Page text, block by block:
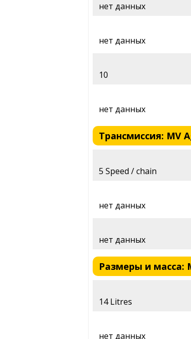
нет данных
нет данных
10
нет данных
Трансмиссия: MV
5 Speed / chain
нет данных
нет данных
Размеры и масса:
14 Litres
нет данных